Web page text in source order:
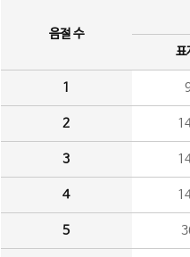
음절 수
표
1
2
3
4
5